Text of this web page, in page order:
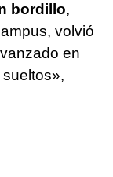
bordillo,
volvió
en